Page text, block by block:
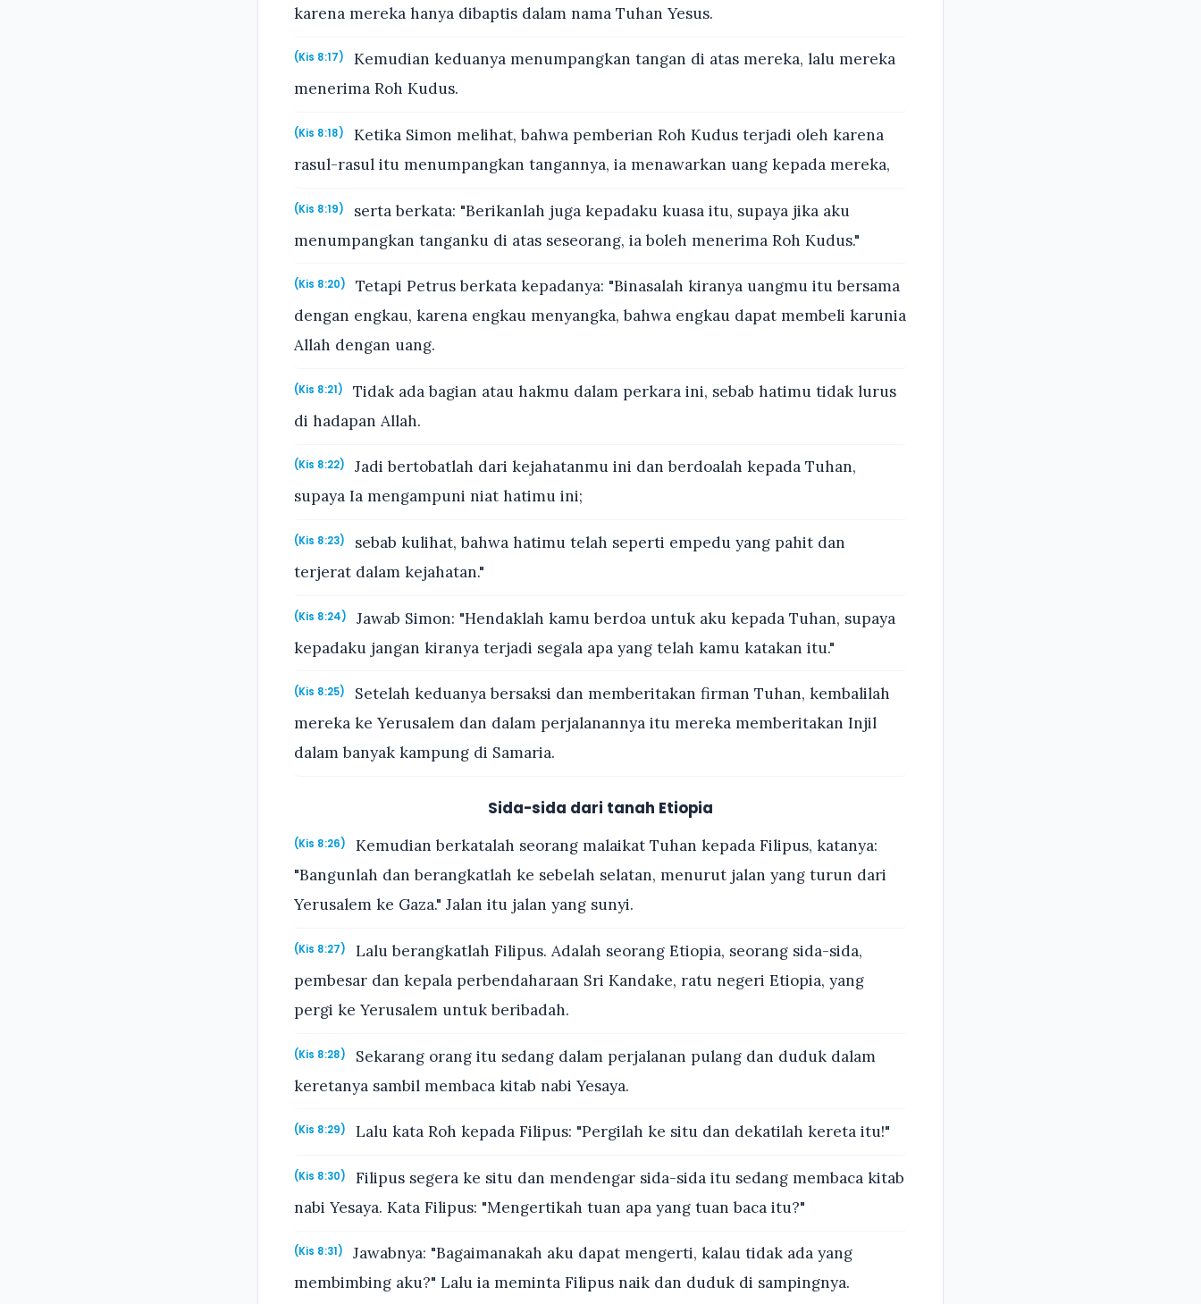
karena mereka hanya dibaptis dalam nama Tuhan Yesus.
(Kis 8:17)
Kemudian keduanya menumpangkan tangan di atas mereka, lalu mereka
menerima Roh Kudus.
(Kis 8:18)
Ketika Simon melihat, bahwa pemberian Roh Kudus terjadi oleh karena
rasul-rasul itu menumpangkan tangannya, ia menawarkan uang kepada mereka,
(Kis 8:19)
serta berkata: "Berikanlah juga kepadaku kuasa itu, supaya jika aku
menumpangkan tanganku di atas seseorang, ia boleh menerima Roh Kudus."
(Kis 8:20)
Tetapi Petrus berkata kepadanya: "Binasalah kiranya uangmu itu bersama
dengan engkau, karena engkau menyangka, bahwa engkau dapat membeli karunia
Allah dengan uang.
(Kis 8:21)
Tidak ada bagian atau hakmu dalam perkara ini, sebab hatimu tidak lurus
di hadapan Allah.
(Kis 8:22)
Jadi bertobatlah dari kejahatanmu ini dan berdoalah kepada Tuhan,
supaya Ia mengampuni niat hatimu ini;
(Kis 8:23)
sebab kulihat, bahwa hatimu telah seperti empedu yang pahit dan
terjerat dalam kejahatan."
(Kis 8:24)
Jawab Simon: "Hendaklah kamu berdoa untuk aku kepada Tuhan, supaya
kepadaku jangan kiranya terjadi segala apa yang telah kamu katakan itu."
(Kis 8:25)
Setelah keduanya bersaksi dan memberitakan firman Tuhan, kembalilah
mereka ke Yerusalem dan dalam perjalanannya itu mereka memberitakan Injil
dalam banyak kampung di Samaria.
Sida-sida dari tanah Etiopia
(Kis 8:26)
Kemudian berkatalah seorang malaikat Tuhan kepada Filipus, katanya:
"Bangunlah dan berangkatlah ke sebelah selatan, menurut jalan yang turun dari
Yerusalem ke Gaza." Jalan itu jalan yang sunyi.
(Kis 8:27)
Lalu berangkatlah Filipus. Adalah seorang Etiopia, seorang sida-sida,
pembesar dan kepala perbendaharaan Sri Kandake, ratu negeri Etiopia, yang
pergi ke Yerusalem untuk beribadah.
(Kis 8:28)
Sekarang orang itu sedang dalam perjalanan pulang dan duduk dalam
keretanya sambil membaca kitab nabi Yesaya.
(Kis 8:29) Lalu kata Roh kepada Filipus: "Pergilah ke situ dan dekatilah kereta itu!"
(Kis 8:30)
Filipus segera ke situ dan mendengar sida-sida itu sedang membaca kitab
nabi Yesaya. Kata Filipus: "Mengertikah tuan apa yang tuan baca itu?"
(Kis 8:31)
Jawabnya: "Bagaimanakah aku dapat mengerti, kalau tidak ada yang
membimbing aku?" Lalu ia meminta Filipus naik dan duduk di sampingnya.